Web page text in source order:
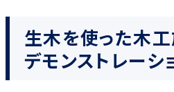
生木を使った木
デモンストレーシ